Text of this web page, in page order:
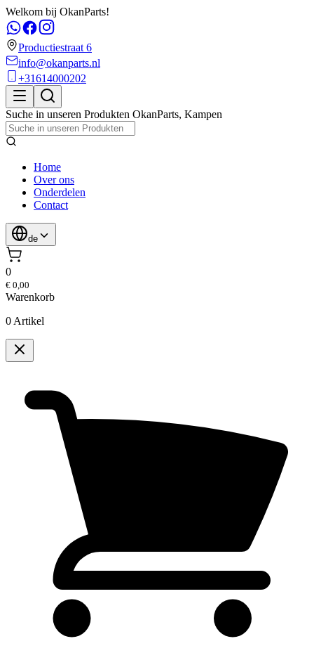
Welkom bij OkanParts!
Productiestraat 6
info@okanparts.nl
+31614000202
Suche in unseren Produkten OkanParts, Kampen
Home
Over ons
Onderdelen
Contact
de
0
€ 0,00
Warenkorb
0 Artikel